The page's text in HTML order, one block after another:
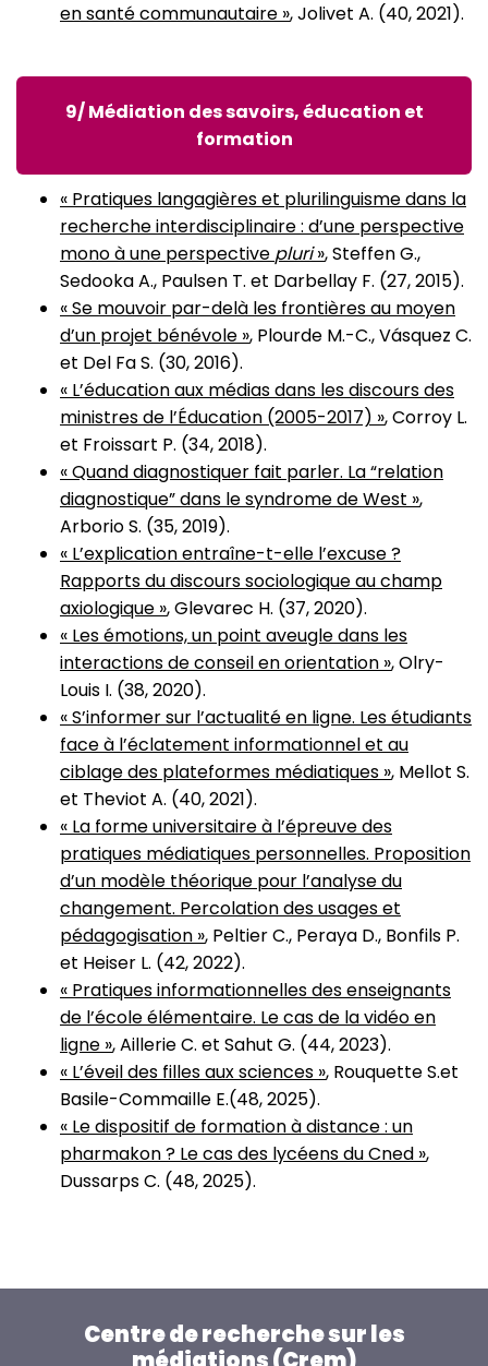
en santé communautaire », Jolivet A. (40, 2021).
9/ Médiation des savoirs, éducation et
formation
« Pratiques langagières et plurilinguisme dans la
recherche interdisciplinaire : d’une perspective
mono à une perspective pluri», Steffen G.,
Sedooka A., Paulsen T. et Darbellay F. (27, 2015).
« Se mouvoir par-delà les frontières au moyen
d’un projet bénévole », Plourde M.-C., Vásquez C.
et Del Fa S. (30, 2016).
« L’éducation aux médias dans les discours des
ministres de l’Éducation (2005-2017) », Corroy L.
et Froissart P. (34, 2018).
« Quand diagnostiquer fait parler. La “relation
diagnostique” dans le syndrome de West »,
Arborio S. (35, 2019).
« L’explication entraîne-t-elle l’excuse ?
Rapports du discours sociologique au champ
axiologique », Glevarec H. (37, 2020).
« Les émotions, un point aveugle dans les
interactions de conseil en orientation », Olry-
Louis I. (38, 2020).
« S’informer sur l’actualité en ligne. Les étudiants
face à l’éclatement informationnel et au
ciblage des plateformes médiatiques », Mellot S.
et Theviot A. (40, 2021).
« La forme universitaire à l’épreuve des
pratiques médiatiques personnelles. Proposition
d’un modèle théorique pour l’analyse du
changement. Percolation des usages et
pédagogisation », Peltier C., Peraya D., Bonfils P.
et Heiser L. (42, 2022).
« Pratiques informationnelles des enseignants
de l’école élémentaire. Le cas de la vidéo en
ligne », Aillerie C. et Sahut G. (44, 2023).
« L’éveil des filles aux sciences », Rouquette S.et
Basile-Commaille E.(48, 2025).
« Le dispositif de formation à distance : un
pharmakon ? Le cas des lycéens du Cned »,
Dussarps C. (48, 2025).
Centre de recherche sur les